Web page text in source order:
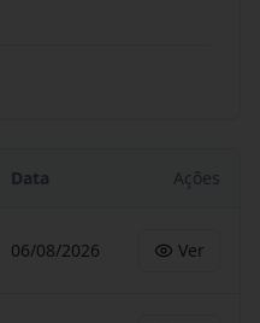
Data Ações
06/08/2026 Ver